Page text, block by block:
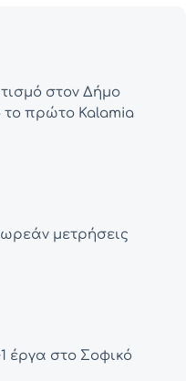
στον Δήμο
το πρώτο Kalamia
μετρήσεις
έργα στο Σοφικό